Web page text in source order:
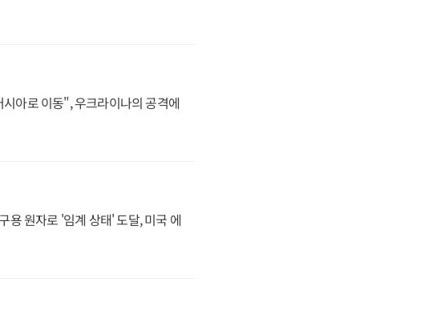
아로 이동", 우크라이나의 공격에
용 원자로 '임계 상태' 도달, 미국 에